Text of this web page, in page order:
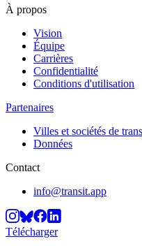
À propos
Vision
Équipe
Carrières
Confidentialité
Conditions d'utilisation
Partenaires
Villes et sociétés de
Données
Contact
info@transit.app
Télécharger